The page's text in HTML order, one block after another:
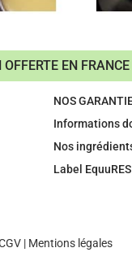
EN
NOS
Informations
Nos
Label EquuRES
| Mentions légales